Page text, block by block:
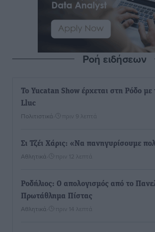
Ροή ειδήσεων
Το Yucatan Show έρχεται στη Ρόδο
Lluc
Πολιτιστικά πριν 9 λεπτά
Σι Τζέι Χάρις: «Να πανηγυρίσουμε
Αθλητικά πριν 12 λεπτά
Ροδήλιος: Ο απολογισμός από το
Πρωτάθλημα Πίστας
Αθλητικά πριν 14 λεπτά